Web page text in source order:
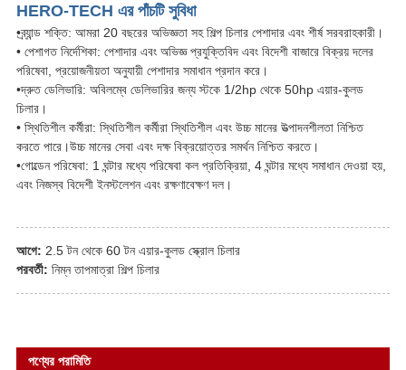
HERO-TECH এর পাঁচটি সুবিধা
•ব্র্যান্ড শক্তি: আমরা 20 বছরের অভিজ্ঞতা সহ শিল্প চিলার পেশাদার এবং শীর্ষ সরবরাহকারী।
• পেশাগত নির্দেশিকা: পেশাদার এবং অভিজ্ঞ প্রযুক্তিবিদ এবং বিদেশী বাজারে বিক্রয় দলের
পরিষেবা, প্রয়োজনীয়তা অনুযায়ী পেশাদার সমাধান প্রদান করে।
•দ্রুত ডেলিভারি: অবিলম্বে ডেলিভারির জন্য স্টকে 1/2hp থেকে 50hp এয়ার-কুলড
চিলার।
• স্থিতিশীল কর্মীরা: স্থিতিশীল কর্মীরা স্থিতিশীল এবং উচ্চ মানের উত্পাদনশীলতা নিশ্চিত
করতে পারে।উচ্চ মানের সেবা এবং দক্ষ বিক্রয়োত্তর সমর্থন নিশ্চিত করতে।
•গোল্ডেন পরিষেবা: 1 ঘন্টার মধ্যে পরিষেবা কল প্রতিক্রিয়া, 4 ঘন্টার মধ্যে সমাধান দেওয়া হয়,
এবং নিজস্ব বিদেশী ইনস্টলেশন এবং রক্ষণাবেক্ষণ দল।
আগে: 2.5 টন থেকে 60 টন এয়ার-কুলড স্ক্রোল চিলার
পরবর্তী: নিম্ন তাপমাত্রা শিল্প চিলার
পণ্যের পরামিতি